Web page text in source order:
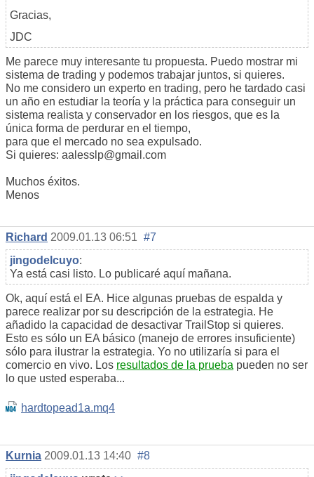
Gracias,
JDC
Me parece muy interesante tu propuesta. Puedo mostrar mi
sistema de trading y podemos trabajar juntos, si quieres.
No me considero un experto en trading, pero he tardado casi
un año en estudiar la teoría y la práctica para conseguir un
sistema realista y conservador en los riesgos, que es la
única forma de perdurar en el tiempo,
para que el mercado no sea expulsado.
Si quieres: aalesslp@gmail.com
Muchos éxitos.
Menos
Richard 2009.01.13 06:51 #7
jingodelcuyo:
Ya está casi listo. Lo publicaré aquí mañana.
Ok, aquí está el EA. Hice algunas pruebas de espalda y
parece realizar por su descripción de la estrategia. He
añadido la capacidad de desactivar TrailStop si quieres.
Esto es sólo un EA básico (manejo de errores insuficiente)
sólo para ilustrar la estrategia. Yo no utilizaría si para el
comercio en vivo. Los resultados de la prueba pueden no ser
lo que usted esperaba...
hardtopead1a.mq4
Kurnia 2009.01.13 14:40 #8